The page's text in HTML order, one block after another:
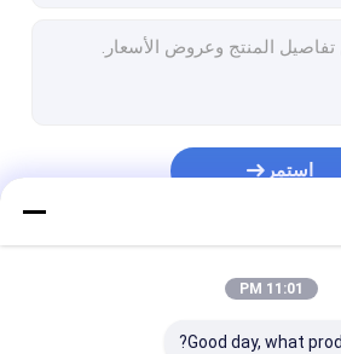
استمر
11:01 PM
Good day, what